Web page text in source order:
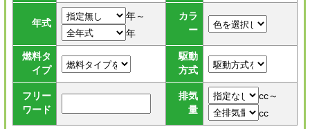
年式
年～
年
カラ
ー
燃料タ
イプ
駆動
方式
フリー
ワード
排気
量
cc～
cc